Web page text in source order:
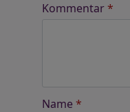
Kommentar*
Name *